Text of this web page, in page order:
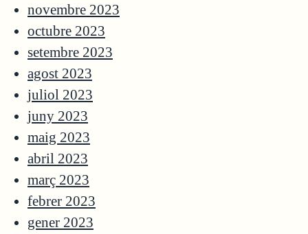
novembre 2023
octubre 2023
setembre 2023
agost 2023
juliol 2023
juny 2023
maig 2023
abril 2023
març 2023
febrer 2023
gener 2023